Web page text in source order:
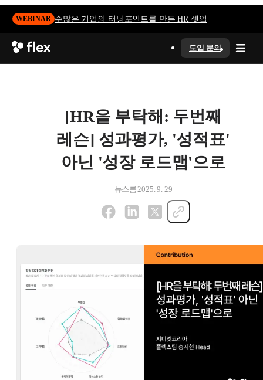
WEBINAR 수많은 기업의 터닝포인트를 만든 HR 셋업
도입 문의
[HR을 부탁해: 두번째
레슨] 성과평가, '성적표'
아닌 '성장 로드맵'으로
뉴스룸 2025. 9. 29